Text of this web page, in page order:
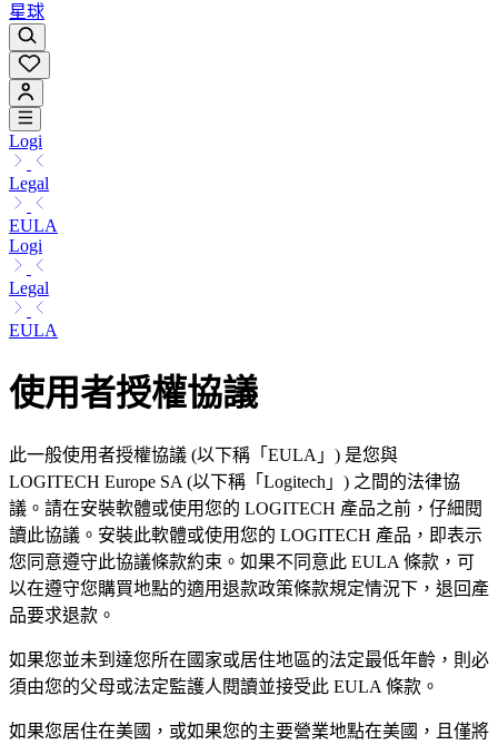
星球
Logi
Legal
EULA
Logi
Legal
EULA
使用者授權協議
此一般使用者授權協議 (以下稱「EULA」) 是您與
LOGITECH Europe SA (以下稱「Logitech」) 之間的法律協
議。請在安裝軟體或使用您的 LOGITECH 產品之前，仔細閱
讀此協議。安裝此軟體或使用您的 LOGITECH 產品，即表示
您同意遵守此協議條款約束。如果不同意此 EULA 條款，可
以在遵守您購買地點的適用退款政策條款規定情況下，退回產
品要求退款。
如果您並未到達您所在國家或居住地區的法定最低年齡，則必
須由您的父母或法定監護人閱讀並接受此 EULA 條款。
如果您居住在美國，或如果您的主要營業地點在美國，且僅將